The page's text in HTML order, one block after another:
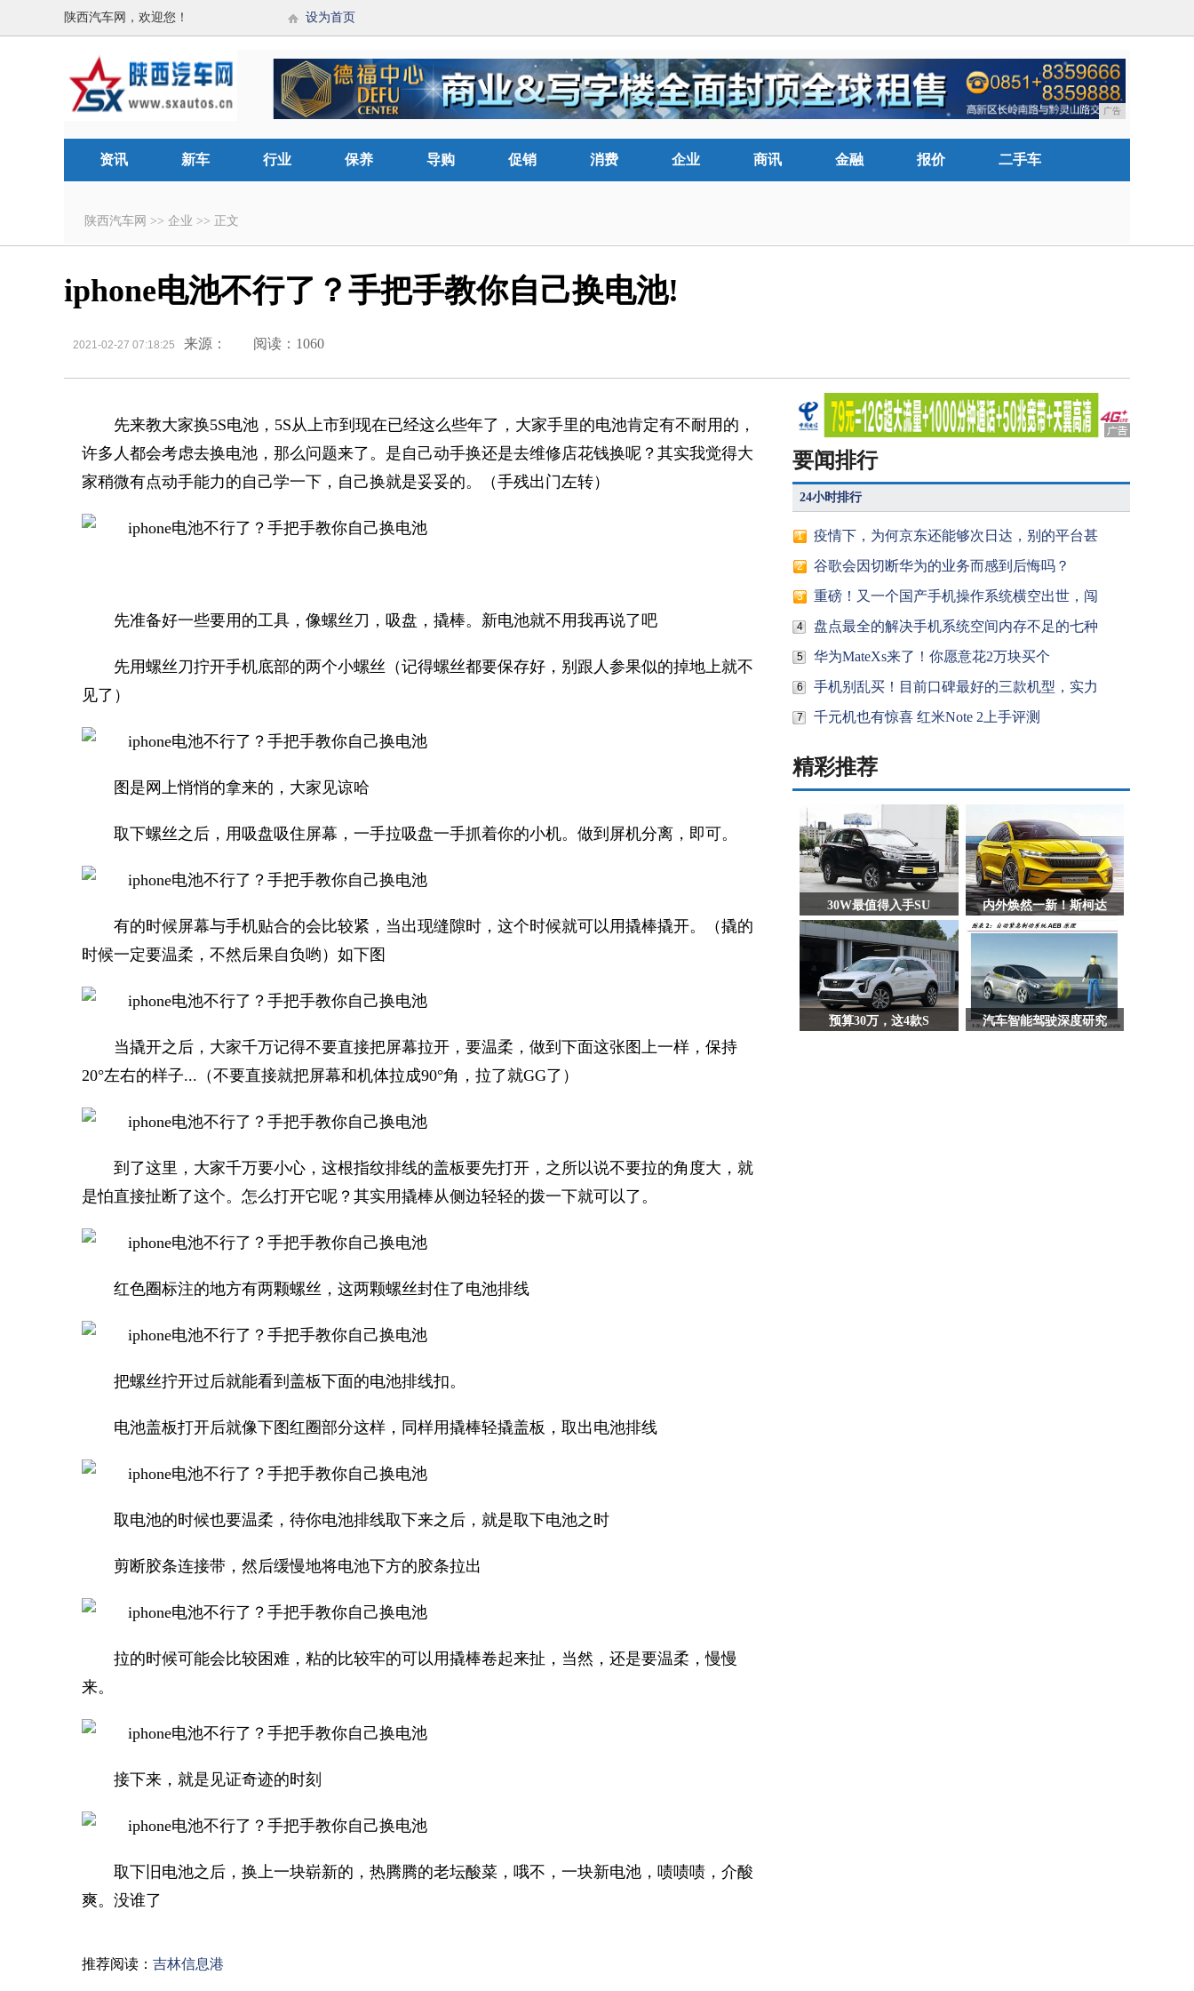
陕西汽车网，欢迎您！ 设为首页
广告
资讯 新车 行业 保养 导购 促销 消费 企业 商讯 金融 报价 二手车
陕西汽车网 >> 企业 >> 正文
iphone电池不行了？手把手教你自己换电池!
2021-02-27 07:18:25 来源： 阅读：1060
先来教大家换5S电池，5S从上市到现在已经这么些年了，大家手里的电池肯定有不耐用的，
许多人都会考虑去换电池，那么问题来了。是自己动手换还是去维修店花钱换呢？其实我觉得大
家稍微有点动手能力的自己学一下，自己换就是妥妥的。
（手残出门左转）
先准备好一些要用的工具，像螺丝刀，吸盘，撬棒。新电池就不用我再说了吧
先用螺丝刀拧开手机底部的两个小螺丝（记得螺丝都要保存好，别跟人参果似的掉地上就不
见了 ）
图是网上悄悄的拿来的， 大家见谅哈
取下螺丝之后，用吸盘吸住屏幕，一手拉吸盘一手抓着你的小机。做到屏机分离，即可。
有的时候屏幕与手机贴合的会比较紧，当出现缝隙时，这个时候就可以用撬棒撬开。（撬的
时候一定要温柔，不然后果自负哟）如下图
当撬开之后，大家千万记得不要直接把屏幕拉开，要温柔，做到下面这张图上一样，保持
20°左右的样子...（不要直接就把屏幕和机体拉成90°角，拉了就GG了）
到了这里，大家千万要小心，这根指纹排线的盖板要先打开，之所以说不要拉的角度大，就
是怕直接扯断了这个。怎么打开它呢？其实用撬棒从侧边轻轻的拨一下就可以了。
红色圈标注的地方有两颗螺丝，这两颗螺丝封住了电池排线
把螺丝拧开过后就能看到盖板下面的电池排线扣。
电池盖板打开后就像下图红圈部分这样，同样用撬棒轻撬盖板，取出电池排线
取电池的时候也要温柔，待你电池排线取下来之后，就是取下电池之时
剪断胶条连接带，然后缓慢地将电池下方的胶条拉出
拉的时候可能会比较困难，粘的比较牢的可以用撬棒卷起来扯，当然，还是要温柔，慢慢
来。
接下来，就是见证奇迹的时刻
取下旧电池之后，换上一块崭新的，热腾腾的老坛酸菜，哦不，一块新电池，啧啧啧，介酸
爽。没谁了
推荐阅读： 吉林信息港
要闻排行
24小时排行
1 疫情下，为何京东还能够次日达，别的平台甚
2 谷歌会因切断华为的业务而感到后悔吗？
3 重磅！又一个国产手机操作系统横空出世，闯
4 盘点最全的解决手机系统空间内存不足的七种
5 华为MateXs来了！你愿意花2万块买个
6 手机别乱买！目前口碑最好的三款机型，实力
7 千元机也有惊喜 红米Note 2上手评测
精彩推荐
30W最值得入手SU 内外焕然一新！斯柯达
预算30万，这4款S 汽车智能驾驶深度研究